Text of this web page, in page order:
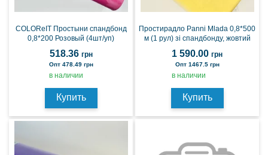
COLOReIT Простыни спандбонд
0,8*200 Розовый (4шт/уп)
518.36 грн
Опт 478.49 грн
в наличии
Купить
Простирадло Panni Mlada 0,8*500
м (1 рул) зі спандбонду, жовтий
1 590.00 грн
Опт 1467.5 грн
в наличии
Купить